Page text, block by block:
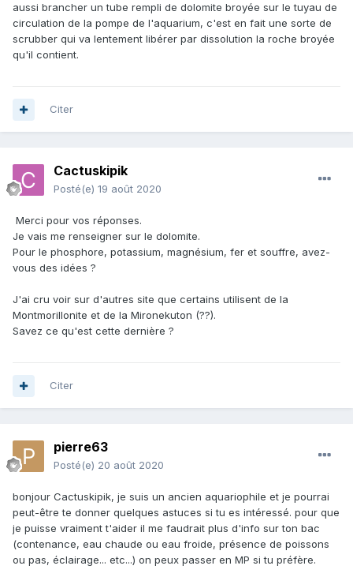
aussi brancher un tube rempli de dolomite broyée sur le tuyau de
circulation de la pompe de l'aquarium, c'est en fait une sorte de
scrubber qui va lentement libérer par dissolution la roche broyée
qu'il contient.
Citer
Cactuskipik
Posté(e) 19 août 2020
Merci pour vos réponses.
Je vais me renseigner sur le dolomite.
Pour le phosphore, potassium, magnésium, fer et souffre, avez-
vous des idées ?
J'ai cru voir sur d'autres site que certains utilisent de la
Montmorillonite et de la Mironekuton (??).
Savez ce qu'est cette dernière ?
Citer
pierre63
Posté(e) 20 août 2020
bonjour Cactuskipik, je suis un ancien aquariophile et je pourrai
peut-être te donner quelques astuces si tu es intéressé. pour que
je puisse vraiment t'aider il me faudrait plus d'info sur ton bac
(contenance, eau chaude ou eau froide, présence de poissons
ou pas, éclairage... etc...) on peux passer en MP si tu préfère.